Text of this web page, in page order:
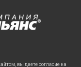
вы даете согласие на